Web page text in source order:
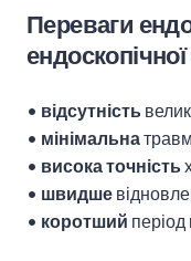
Переваги
• відсутність
• мінімальна
• висока точність
• швидше
• коротший період